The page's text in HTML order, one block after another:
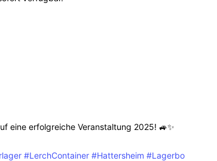
eine erfolgreiche Veranstaltung 2025! 🚙✨
#LerchContainer #Hattersheim #Lagerbo